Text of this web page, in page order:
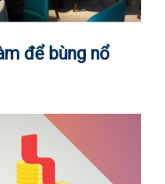
để bùng nổ